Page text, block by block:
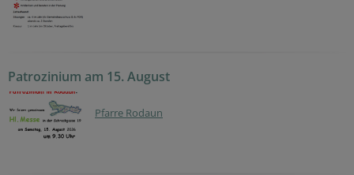
Patrozinium am 15. August
Pfarre Rodaun